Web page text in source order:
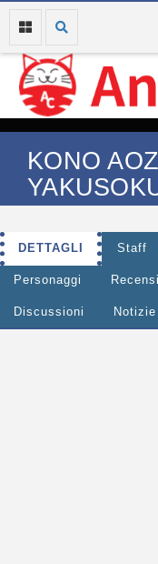
KONO
DETTAGLI Staff
Personaggi
Discussioni Notizie